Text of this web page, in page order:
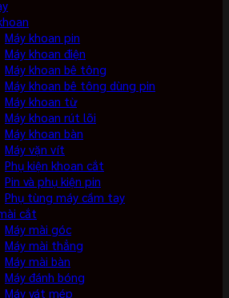
Máy khoan pin
Máy khoan điện
Máy khoan bê tông
Máy khoan bê tông dùng pin
Máy khoan từ
Máy khoan rút lõi
Máy khoan bàn
Máy vặn vít
Phụ kiện khoan cắt
Pin và phụ kiện pin
Phụ tùng máy cầm tay
cắt
Máy mài góc
Máy mài thẳng
Máy mài bàn
Máy đánh bóng
Máy vát mép